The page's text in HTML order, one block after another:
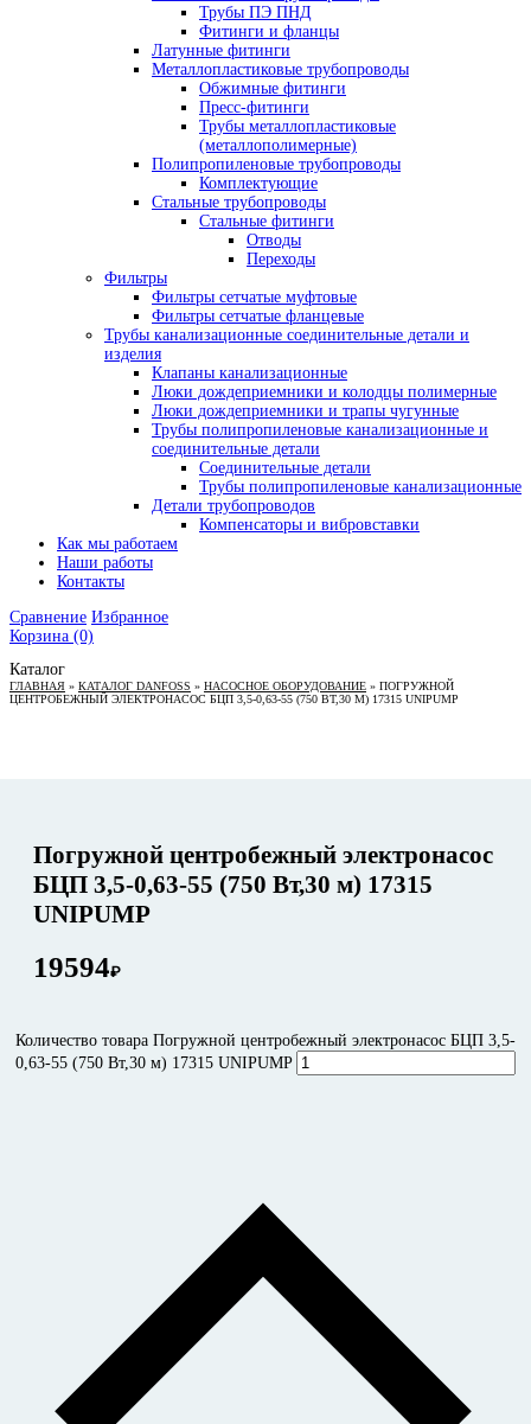
Трубы ПЭ ПНД
Фитинги и фланцы
Латунные фитинги
Металлопластиковые трубопроводы
Обжимные фитинги
Пресс-фитинги
Трубы металлопластиковые
(металлополимерные)
Полипропиленовые трубопроводы
Комплектующие
Стальные трубопроводы
Стальные фитинги
Отводы
Переходы
Фильтры
Фильтры сетчатые муфтовые
Фильтры сетчатые фланцевые
Трубы канализационные соединительные детали и
изделия
Клапаны канализационные
Люки дождеприемники и колодцы полимерные
Люки дождеприемники и трапы чугунные
Трубы полипропиленовые канализационные и
соединительные детали
Соединительные детали
Трубы полипропиленовые канализационные
Детали трубопроводов
Компенсаторы и вибровставки
Как мы работаем
Наши работы
Контакты
Сравнение Избранное
Корзина (0)
Каталог
ГЛАВНАЯ » КАТАЛОГ DANFOSS » НАСОСНОЕ ОБОРУДОВАНИЕ » ПОГРУЖНОЙ
ЦЕНТРОБЕЖНЫЙ ЭЛЕКТРОНАСОС БЦП 3,5-0,63-55 (750 ВТ,30 М) 17315 UNIPUMP
Погружной центробежный электронасос
БЦП 3,5-0,63-55 (750 Вт,30 м) 17315
UNIPUMP
19594₽
Количество товара Погружной центробежный электронасос БЦП 3,5-
0,63-55 (750 Вт,30 м) 17315 UNIPUMP